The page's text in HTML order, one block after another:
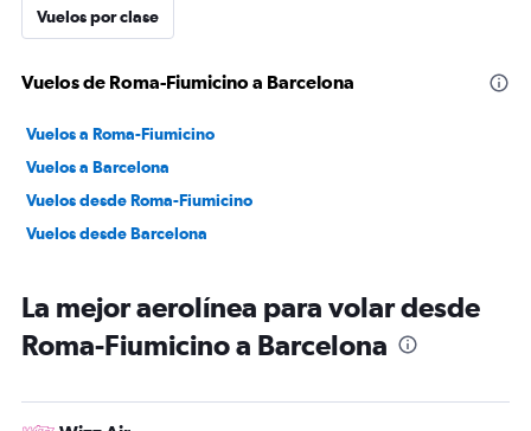
Vuelos por clase
Vuelos de Roma-Fiumicino a Barcelona
Vuelos a Roma-Fiumicino
Vuelos a Barcelona
Vuelos desde Roma-Fiumicino
Vuelos desde Barcelona
La mejor aerolínea para volar desde
Roma-Fiumicino a Barcelona